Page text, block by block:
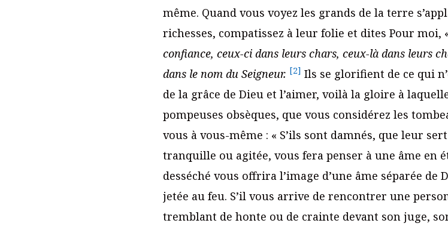
même. Quand vous voyez les grands de la terre
richesses, compatissez à leur folie et dites Pour moi,
confiance, ceux-ci dans leurs chars, ceux-là dans leurs
dans le nom du Seigneur. [2] Ils se glorifient de ce qui
de la grâce de Dieu et l’aimer, voilà la gloire à
pompeuses obsèques, que vous considérez les
vous à vous-même : « S’ils sont damnés, que leur
tranquille ou agitée, vous fera penser à une âme en
desséché vous offrira l’image d’une âme séparée de
jetée au feu. S’il vous arrive de rencontrer une
tremblant de honte ou de crainte devant son juge,